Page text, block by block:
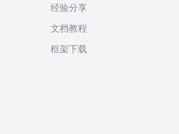
经验分享
文档教程
框架下载